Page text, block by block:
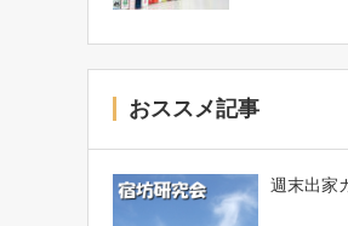
おススメ記事
週末出家